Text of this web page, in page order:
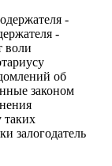
-
-
воли
об
законом
таких
залогодатель